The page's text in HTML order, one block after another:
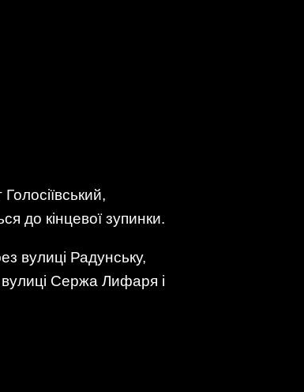
до кінцевої зупинки.
вулиці Радунську,
Сержа Лифаря і